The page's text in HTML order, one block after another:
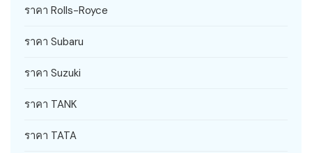
ราคา Rolls-Royce
ราคา Subaru
ราคา Suzuki
ราคา TANK
ราคา TATA